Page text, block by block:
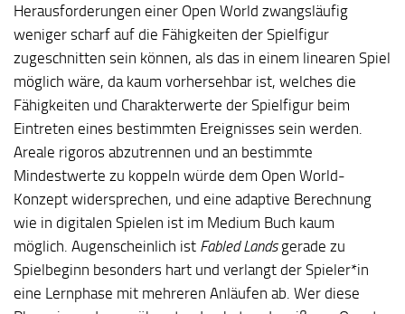
Herausforderungen einer Open World zwangsläufig
weniger scharf auf die Fähigkeiten der Spielfigur
zugeschnitten sein können, als das in einem linearen Spiel
möglich wäre, da kaum vorhersehbar ist, welches die
Fähigkeiten und Charakterwerte der Spielfigur beim
Eintreten eines bestimmten Ereignisses sein werden.
Areale rigoros abzutrennen und an bestimmte
Mindestwerte zu koppeln würde dem Open World-
Konzept widersprechen, und eine adaptive Berechnung
wie in digitalen Spielen ist im Medium Buch kaum
möglich. Augenscheinlich ist Fabled Landsgerade zu
Spielbeginn besonders hart und verlangt der Spieler*in
eine Lernphase mit mehreren Anläufen ab. Wer diese